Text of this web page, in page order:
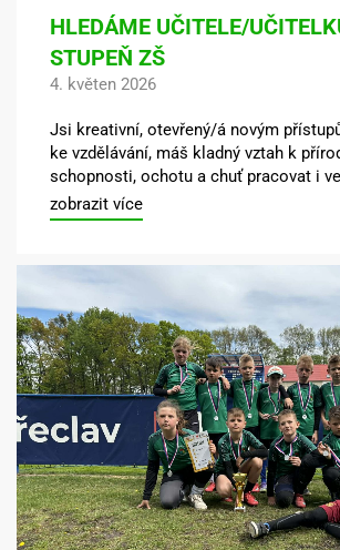
HLEDÁME UČITELE/
STUPEŇ ZŠ
4. květen 2026
Jsi kreativní, otevřený/á novým
ke vzdělávání, máš kladný vztah k
schopnosti, ochotu a chuť pracovat i
zobrazit více